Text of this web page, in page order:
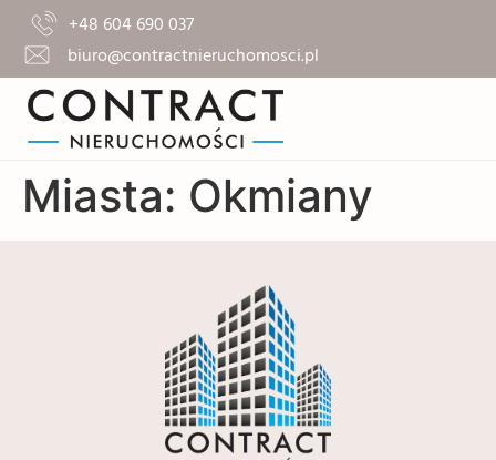
+48 604 690 037
biuro@contractnieruchomosci.pl
Miasta: Okmiany